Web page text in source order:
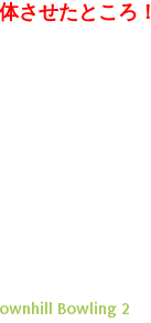
させたところ！
Bowling 2